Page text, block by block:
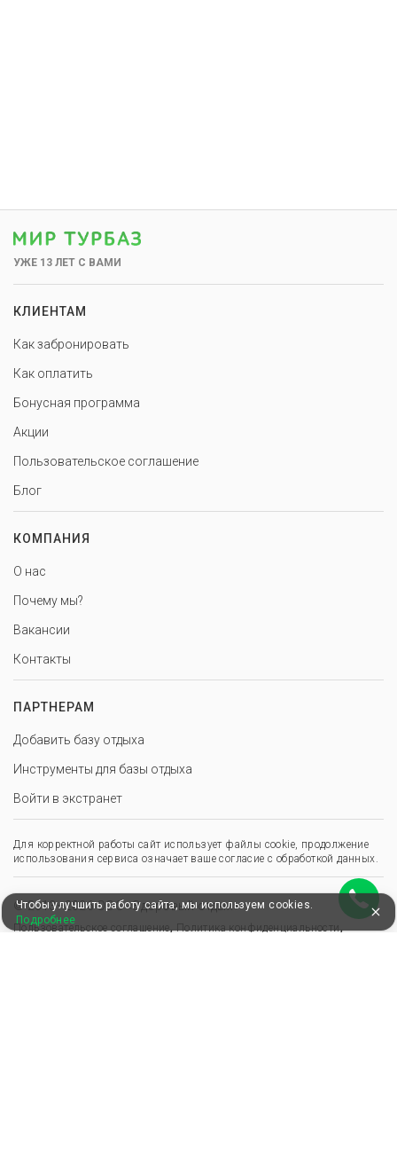
УЖЕ 13 ЛЕТ С ВАМИ
КЛИЕНТАМ
Как забронировать
Как оплатить
Бонусная программа
Акции
Пользовательское соглашение
Блог
КОМПАНИЯ
О нас
Почему мы?
Вакансии
Контакты
ПАРТНЕРАМ
Добавить базу отдыха
Инструменты для базы отдыха
Войти в экстранет
Для корректной работы сайт использует файлы cookie, продолжение
использования сервиса означает ваше согласие с обработкой данных.
© 2013–2026 ООО «Здоровый отдых»
Пользовательское соглашение,Политика конфиденциальности,
Чтобы улучшить работу сайта, мы используем cookies.
Подробнее